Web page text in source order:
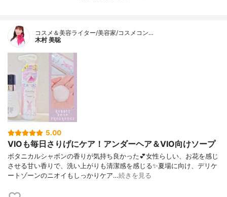
コスメ＆美容ライター/美容家/コスメコン…
木村 美聡
5.00
VIOも毎日さりげにケア！アンダーヘア＆VIO向けソープ
ボタニカルシャボンの香りが気持ち良かった💕女性らしい、お花を感じ
させる甘い香りで、洗い上がりも清潔感を感じる✨夏場に向け、デリケ
ートゾーンのニオイもしっかりケア…続きを見る